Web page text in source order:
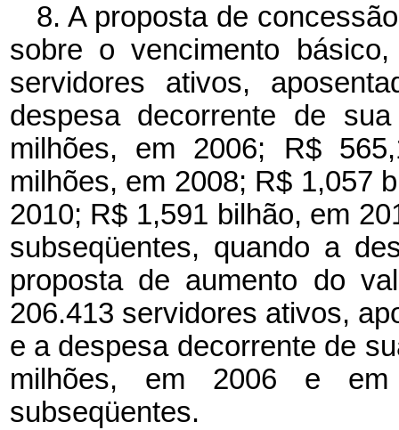
8. A proposta de
sobre o vencimento
servidores ativos,
despesa decorrente de
milhões, em 2006; R$
milhões, em 2008; R$ 1,057
2010; R$ 1,591 bilhão, em
subseqüentes, quando a
proposta de aumento do
206.413 servidores ativos,
e a despesa decorrente de
milhões, em 2006 e
subseqüentes.